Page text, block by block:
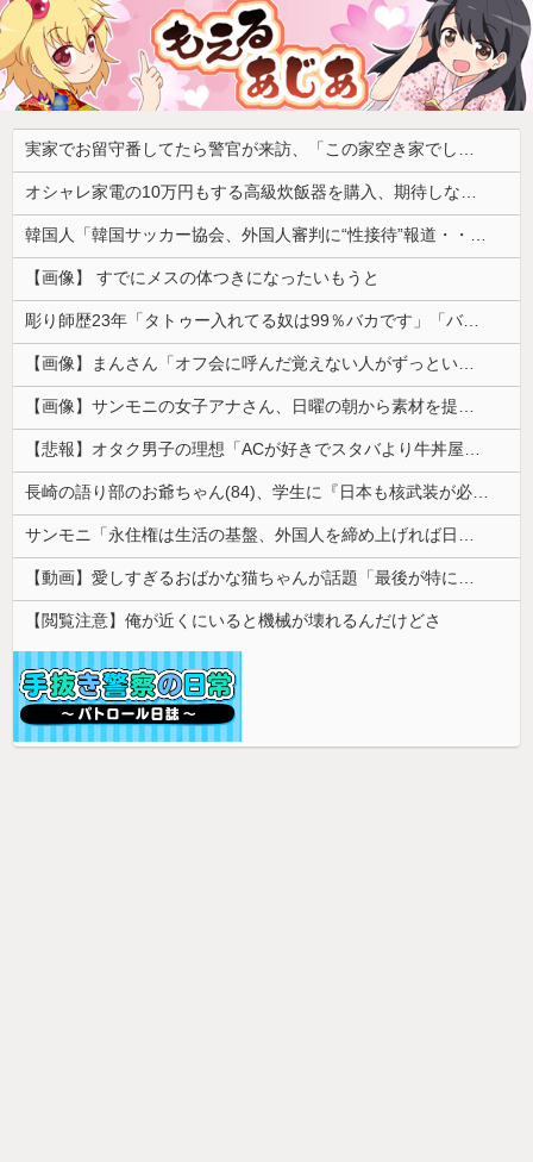
実家でお留守番してたら警官が来訪、「この家空き家でしたよね？」と問いかけてくるが実際は30年ほど住んでおり……
オシャレ家電の10万円もする高級炊飯器を購入、期待しながら御飯を炊いてみた結果……
韓国人「韓国サッカー協会、外国人審判に“性接待”報道・・・」→「2002年の審判買収が事実だったのか？」「日本人が言ってたこと正しかったね・・・...
【画像】 すでにメスの体つきになったいもうと
彫り師歴23年「タトゥー入れてる奴は99％バカです」「バカは5000円が好き」無断キャンセル、挨拶できない、金がない…客層をぶっちゃけ
【画像】まんさん「オフ会に呼んだ覚えない人がずっといたので晒すわ」（パシャ）
【画像】サンモニの女子アナさん、日曜の朝から素材を提供してしまう
【悲報】オタク男子の理想「ACが好きでスタバより牛丼屋に行きたがる女」、この銀河に1人も存在しないｗｗｗｗ
長崎の語り部のお爺ちゃん(84)、学生に『日本も核武装が必要』と言われびっくり
サンモニ「永住権は生活の基盤、外国人を締め上げれば日本人が生きやすくなるは勘違い」
【動画】愛しすぎるおばかな猫ちゃんが話題「最後が特にかわいいｗ」
【閲覧注意】俺が近くにいると機械が壊れるんだけどさ